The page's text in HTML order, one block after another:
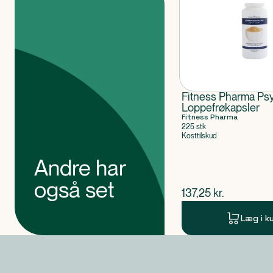
Andre har
også set
Fitness Pharma
Loppefrøkapsler
Fitness Pharma
225 stk
Kosttilskud
$nuværende pris
137,25 kr.
Læg i